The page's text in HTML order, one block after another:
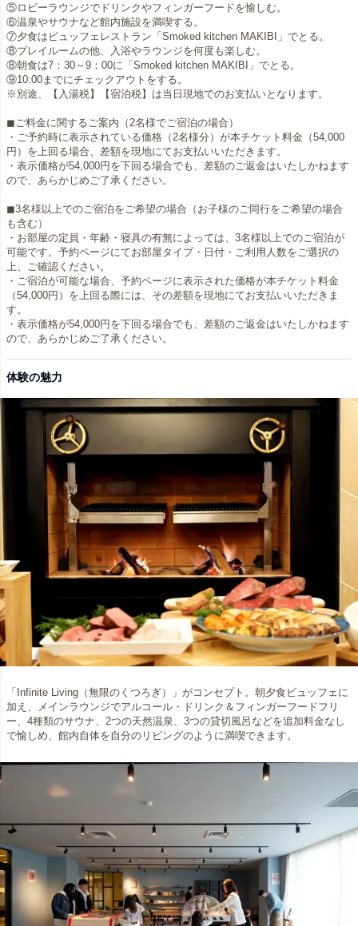
⑤ロビーラウンジでドリンクやフィンガーフードを愉しむ。
⑥温泉やサウナなど館内施設を満喫する。
⑦夕食はビュッフェレストラン「Smoked kitchen MAKIBI」でとる。
⑧プレイルームの他、入浴やラウンジを何度も楽しむ。
⑧朝食は7：30～9：00に「Smoked kitchen MAKIBI」でとる。
⑨10:00までにチェックアウトをする。
※別途、【入湯税】【宿泊税】は当日現地でのお支払いとなります。
◼︎ご料金に関するご案内（2名様でご宿泊の場合）
・ご予約時に表示されている価格（2名様分）が本チケット料金（54,000
円）を上回る場合、差額を現地にてお支払いいただきます。
・表示価格が54,000円を下回る場合でも、差額のご返金はいたしかねます
ので、あらかじめご了承ください。
◼︎3名様以上でのご宿泊をご希望の場合（お子様のご同行をご希望の場合
も含む）
・お部屋の定員・年齢・寝具の有無によっては、3名様以上でのご宿泊が
可能です。予約ページにてお部屋タイプ・日付・ご利用人数をご選択の
上、ご確認ください。
・ご宿泊が可能な場合、予約ページに表示された価格が本チケット料金
（54,000円）を上回る際には、その差額を現地にてお支払いいただきま
す。
・表示価格が54,000円を下回る場合でも、差額のご返金はいたしかねます
ので、あらかじめご了承ください。
体験の魅力
「Infinite Living（無限のくつろぎ）」がコンセプト。朝夕食ビュッフェに
加え、メインラウンジでアルコール・ドリンク＆フィンガーフードフリ
ー、4種類のサウナ、2つの天然温泉、3つの貸切風呂などを追加料金なし
で愉しめ、館内自体を自分のリビングのように満喫できます。